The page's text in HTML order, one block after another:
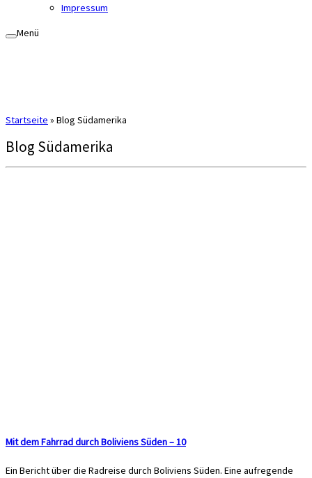
Impressum
Menü
Startseite » Blog Südamerika
Blog Südamerika
Mit dem Fahrrad durch Boliviens Süden – 10
Ein Bericht über die Radreise durch Boliviens Süden. Eine aufregende